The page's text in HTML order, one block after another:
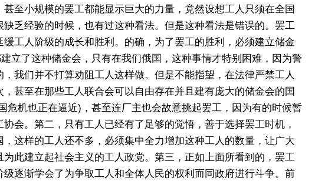
至小规模的罢工都能显示巨大的力量，竟然设想工人只须在全国
乏经验的时候，也有过这种看法。但是这种看法是错误的。罢工
工人阶级的成长和胜利。的确，为了罢工的胜利，必须建立储金
立了这种储金会，只有在我们俄国，这种事情才特别困难，因为警
我们并不打算劝阻工人这样做。但是不能指望，在法律严禁工人
甚至在那些工人联合会可以自由存在并且建有庞大的储金会的国
机也正在逼近)，甚至连厂主也会故意挑起罢工，因为有的时候暂
会。第二，只有工人已经有了足够的觉悟，善于选择罢工时机，
这样的工人还不多，必须集中全力增加这种工人的数量，让广大
此建立起社会主义的工人政党。第三，正如上面所看到的，罢工
逐渐学会了为争取工人和全体人民的权利而同政府进行斗争。前